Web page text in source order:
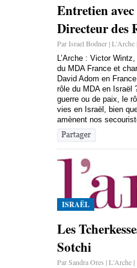
Entretien
Directeur des
Par Israel Bodner | L'Arche
L’Arche : Victor
du MDA France et
David Adom en
rôle du MDA en Israël
guerre ou de paix, le
vies en Israël, bien
amènent nos
ISRAËL
Les
Sotchi
Par Sandra Ores | L'Arche